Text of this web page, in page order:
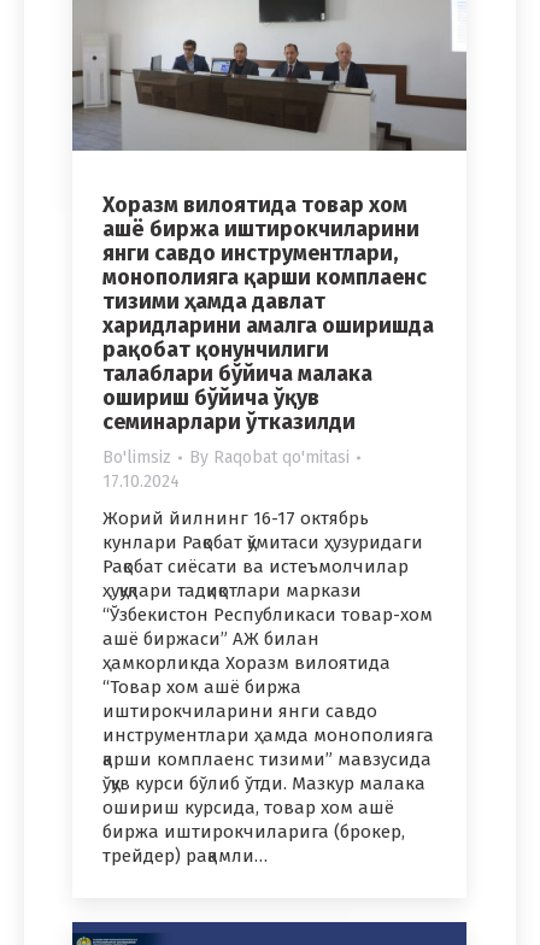
Хоразм вилоятида товар хом
ашё биржа иштирокчиларини
янги савдо инструментлари,
монополияга қарши комплаенс
тизими ҳамда давлат
харидларини амалга оширишда
рақобат қонунчилиги
талаблари бўйича малака
ошириш бўйича ўқув
семинарлари ўтказилди
Bo'limsiz By Raqobat qo'mitasi
17.10.2024
Жорий йилнинг 16-17 октябрь
кунлари Рақобат қўмитаси ҳузуридаги
Рақобат сиёсати ва истеъмолчилар
ҳуқуқлари тадқиқотлари маркази
“Ўзбекистон Республикаси товар-хом
ашё биржаси” АЖ билан
ҳамкорликда Хоразм вилоятида
“Товар хом ашё биржа
иштирокчиларини янги савдо
инструментлари ҳамда монополияга
қарши комплаенс тизими” мавзусида
ўқув курси бўлиб ўтди. Мазкур малака
ошириш курсида, товар хом ашё
биржа иштирокчиларига (брокер,
трейдер) рақамли…